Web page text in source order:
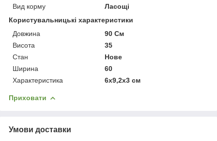
Вид корму
Ласощі
Користувальницькі характеристики
Довжина
90 См
Висота
35
Стан
Нове
Ширина
60
Характеристика
6х9,2х3 см
Приховати
Умови доставки